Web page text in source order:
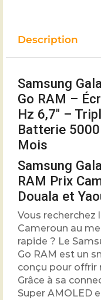
Description
Samsung
Go RAM –
Hz 6,7″ –
Batterie
Mois
Samsung
RAM Prix
Douala et
Vous recherchez
Cameroun au
rapide ? Le
Go RAM est un
conçu pour offrir
Grâce à sa
Super AMOLED